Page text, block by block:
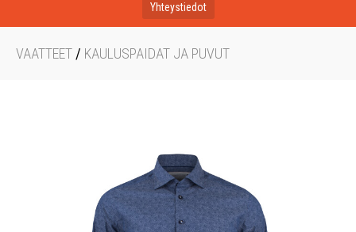
Yhteystiedot
VAATTEET / KAULUSPAIDAT JA PUVUT